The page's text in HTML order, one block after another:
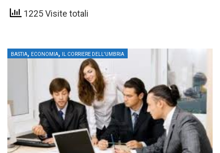
dì Assisi…
1225 Visite totali
BASTIA, ECONOMIA, IL CORRIERE DELL'UMBRIA